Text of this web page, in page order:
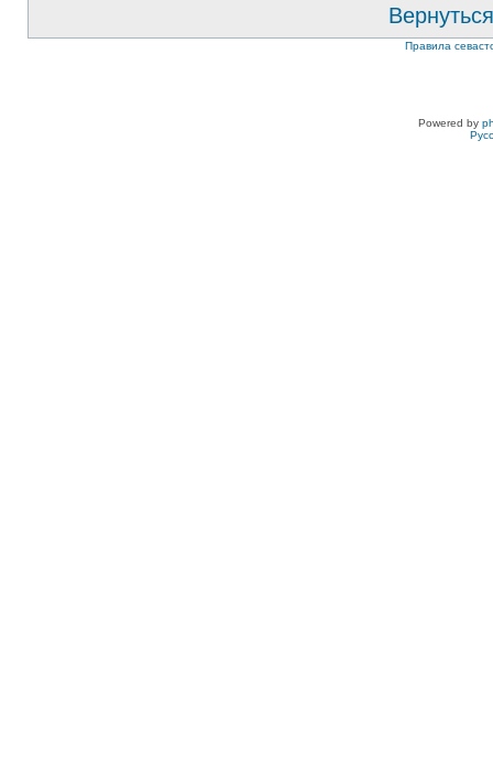
Правила
Powered by